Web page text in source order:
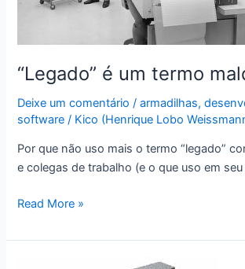
“Legado” é um termo
Deixe um comentário /armadilhas,
software / Kico (Henrique Lobo
Por que não uso mais o termo “legado”
e colegas de trabalho (e o que uso em seu
“Legado”
um
Read More »